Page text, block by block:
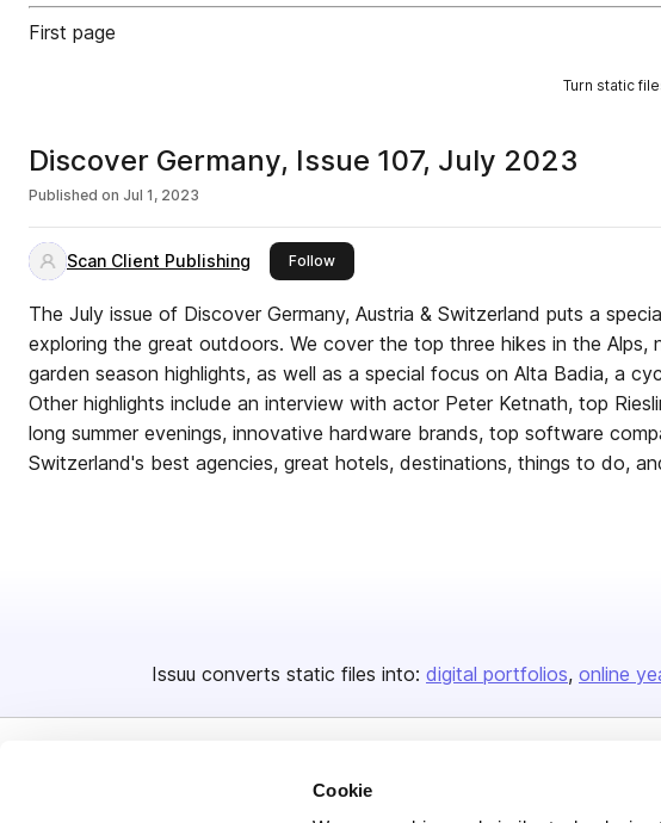
Cookie
First page
Turn static
Discover Germany, Issue 107, July 2023
Published on Jul 1, 2023
Scan Client Publishing Followthis publisher
The July issue of Discover Germany, Austria & Switzerland puts a
exploring the great outdoors. We cover the top three hikes in the Alps,
garden season highlights, as well as a special focus on Alta Badia, a
Other highlights include an interview with actor Peter Ketnath, top
long summer evenings, innovative hardware brands, top software
Switzerland's best agencies, great hotels, destinations, things to do,
Issuu converts static files into: digital portfolios online